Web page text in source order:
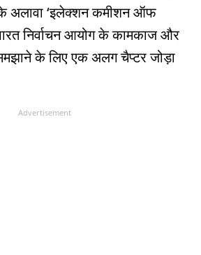
अलावा ‘इलेक्शन कमीशन ऑफ
निर्वाचन आयोग के कामकाज और
के लिए एक अलग चैप्टर जोड़ा
Advertisement